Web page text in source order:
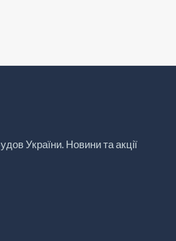
України. Новини та акції